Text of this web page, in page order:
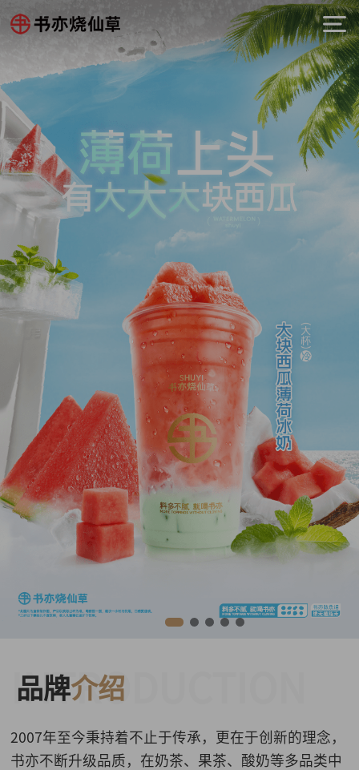
INTRODUCTION
品牌介绍
2007年至今秉持着不止于传承，更在于创新的理念，
书亦不断升级品质，在奶茶、果茶、酸奶等多品类中